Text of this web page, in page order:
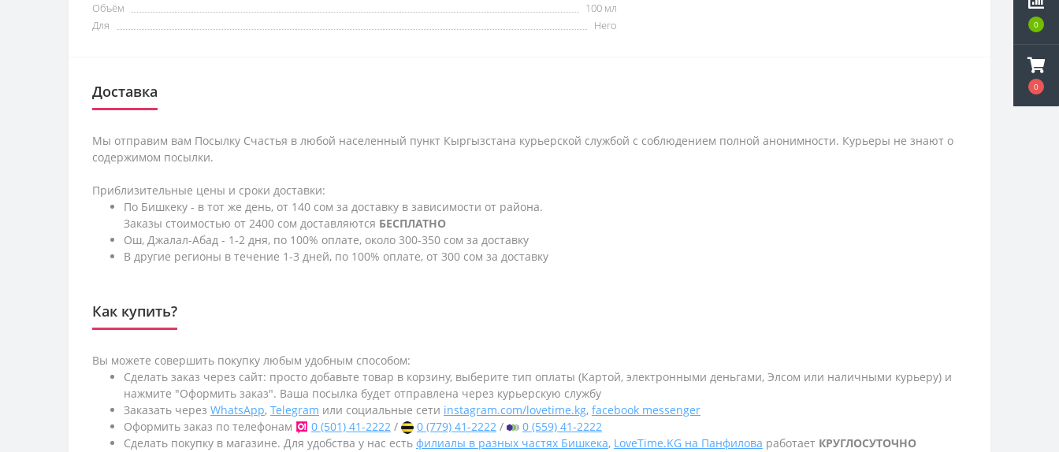
0
0
Объём
100 мл
Для
Него
Доставка
Мы отправим вам Посылку Счастья в любой населенный пункт Кыргызстана курьерской службой с соблюдением полной анонимности. Курьеры не знают о
содержимом посылки.
Приблизительные цены и сроки доставки:
По Бишкеку - в тот же день, от 140 сом за доставку в зависимости от района.
Заказы стоимостью от 2400 сом доставляются БЕСПЛАТНО
Ош, Джалал-Абад - 1-2 дня, по 100% оплате, около 300-350 сом за доставку
В другие регионы в течение 1-3 дней, по 100% оплате, от 300 сом за доставку
Как купить?
Вы можете совершить покупку любым удобным способом:
Сделать заказ через сайт: просто добавьте товар в корзину, выберите тип оплаты (Картой, электронными деньгами, Элсом или наличными курьеру) и
нажмите "Оформить заказ". Ваша посылка будет отправлена через курьерскую службу
Заказать через WhatsApp, Telegram или социальные сети instagram.com/lovetime.kg, facebook messenger
Оформить заказ по телефонам
0 (501) 41-2222 / 0 (779) 41-2222 /
0 (559) 41-2222
Сделать покупку в магазине. Для удобства у нас есть филиалы в разных частях Бишкека, LoveTime.KG на Панфилова работает КРУГЛОСУТОЧНО